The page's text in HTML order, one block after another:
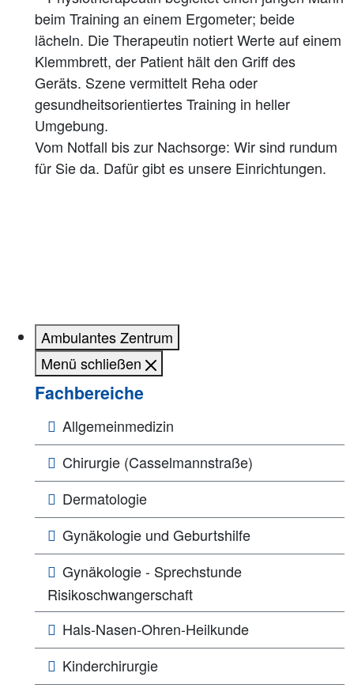
Vom Notfall bis zur Nachsorge: Wir sind rundum
für Sie da. Dafür gibt es unsere Einrichtungen.
Ambulantes Zentrum
Menü schließen
Fachbereiche
Allgemeinmedizin
Chirurgie (Casselmannstraße)
Dermatologie
Gynäkologie und Geburtshilfe
Gynäkologie - Sprechstunde
Risikoschwangerschaft
Hals-Nasen-Ohren-Heilkunde
Kinderchirurgie